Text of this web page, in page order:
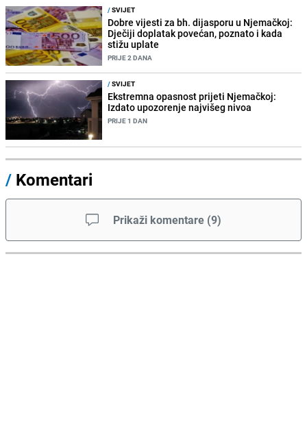
/SVIJET
Dobre vijesti za bh. dijasporu u Njemačkoj:
Dječiji doplatak povećan, poznato i kada
stižu uplate
PRIJE 2 DANA
/SVIJET
Ekstremna opasnost prijeti Njemačkoj:
Izdato upozorenje najvišeg nivoa
PRIJE 1 DAN
/ Komentari
Prikaži komentare (9)